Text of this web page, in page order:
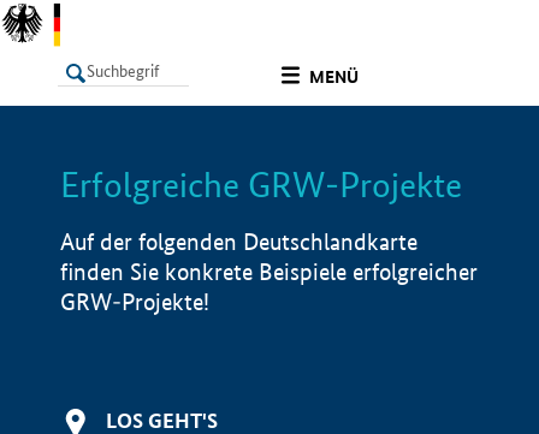
MENÜ
LISTE Info
Erfolgreiche GRW-Projekte
Auf der folgenden Deutschlandkarte
finden Sie konkrete Beispiele erfolgreicher
GRW-Projekte!
LOS GEHT'S